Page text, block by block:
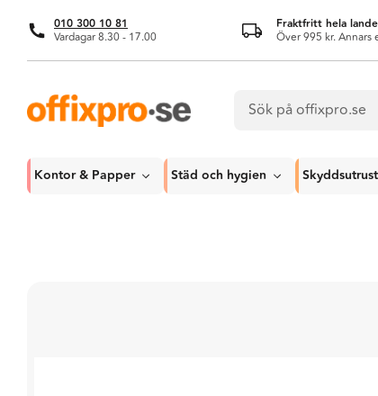
010 300 10 81
Vardagar 8.30 - 17.00
Fraktfritt hela
Över 995 kr. Annars
Kontor & Papper Städ och hygien